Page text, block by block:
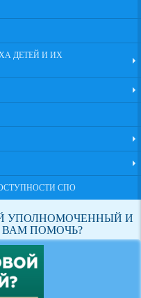
ДЕТЕЙ И ИХ
СПО
ПОМОЧЬ?